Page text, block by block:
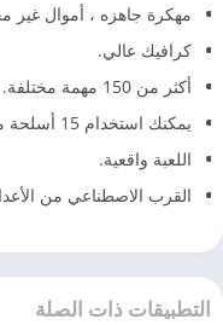
مهكرة جاهزه ، أموال غير
كرافيك عالي.
أكثر من 150 مهمة مختلفة.
يمكنك استخدام 15 أسلحة متطورة.
اللعبة واقعية.
القرب الاصطناعي من
التطبيقات ذات الصلة